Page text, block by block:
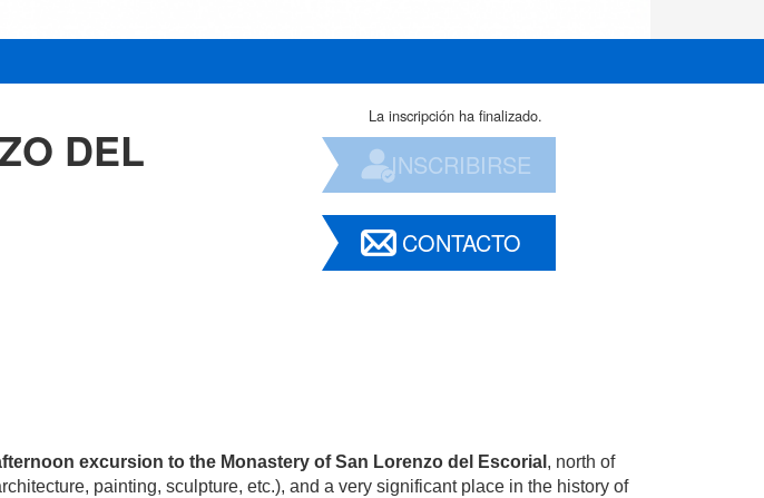
DEL
La inscripción ha finalizado.
INSCRIBIRSE
CONTACTO
excursion to the Monastery of San Lorenzo del Escorial , north of
painting, sculpture, etc.), and a very significant place in the history of